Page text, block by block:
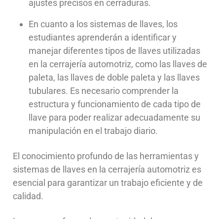
ajustes precisos en cerraduras.
En cuanto a los sistemas de llaves, los
estudiantes aprenderán a identificar y
manejar diferentes tipos de llaves utilizadas
en la cerrajería automotriz, como las llaves de
paleta, las llaves de doble paleta y las llaves
tubulares. Es necesario comprender la
estructura y funcionamiento de cada tipo de
llave para poder realizar adecuadamente su
manipulación en el trabajo diario.
El conocimiento profundo de las herramientas y
sistemas de llaves en la cerrajería automotriz es
esencial para garantizar un trabajo eficiente y de
calidad.